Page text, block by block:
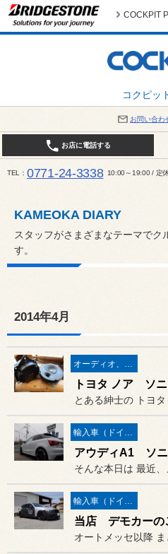
コクピッ
COCKPIT
お問い合わ
お店に電話する
TEL 0771-24-3338 10:00～19:00 / 定
KAMEOKA DIARY
スタッフがさまざまなテーマでク
す。
2014年4月
オーディオ、カーナビ、モニター の取り付け
とある紳士の トヨタ
輸入車（ドイツ車）の作業
輸入車（ドイツ車）の作業
当店 デモカーの